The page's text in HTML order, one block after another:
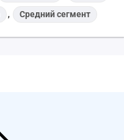
, Средний сегмент